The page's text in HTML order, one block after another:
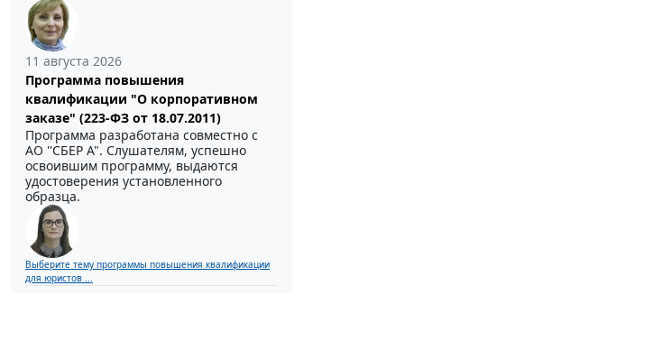
11 августа 2026
Программа повышения
квалификации "О корпоративном
заказе" (223-ФЗ от 18.07.2011)
Программа разработана совместно с
АО ''СБЕР А". Слушателям, успешно
освоившим программу, выдаются
удостоверения установленного
образца.
Выберите тему программы повышения квалификации
для юристов ...